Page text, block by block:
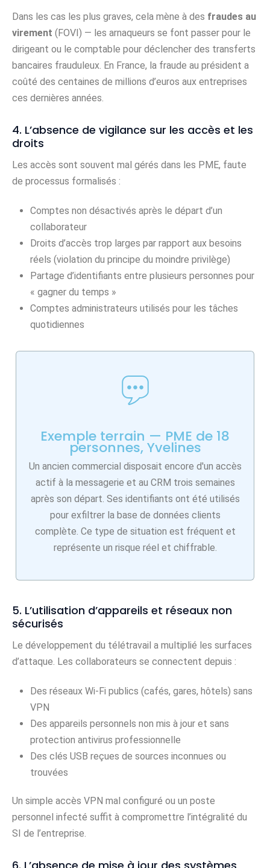
Dans les cas les plus graves, cela mène à des fraudes au
virement (FOVI) — les arnaqueurs se font passer pour le
dirigeant ou le comptable pour déclencher des transferts
bancaires frauduleux. En France, la fraude au président a
coûté des centaines de millions d’euros aux entreprises
ces dernières années.
4. L’absence de vigilance sur les accès et les
droits
Les accès sont souvent mal gérés dans les PME, faute
de processus formalisés :
Comptes non désactivés après le départ d’un
collaborateur
Droits d’accès trop larges par rapport aux besoins
réels (violation du principe du moindre privilège)
Partage d’identifiants entre plusieurs personnes pour
« gagner du temps »
Comptes administrateurs utilisés pour les tâches
quotidiennes
Exemple terrain — PME de 18
personnes, Yvelines
Un ancien commercial disposait encore d'un accès
actif à la messagerie et au CRM trois semaines
après son départ. Ses identifiants ont été utilisés
pour exfiltrer la base de données clients
complète. Ce type de situation est fréquent et
représente un risque réel et chiffrable.
5. L’utilisation d’appareils et réseaux non
sécurisés
Le développement du télétravail a multiplié les surfaces
d’attaque. Les collaborateurs se connectent depuis :
Des réseaux Wi-Fi publics (cafés, gares, hôtels) sans
VPN
Des appareils personnels non mis à jour et sans
protection antivirus professionnelle
Des clés USB reçues de sources inconnues ou
trouvées
Un simple accès VPN mal configuré ou un poste
personnel infecté suffit à compromettre l’intégralité du
SI de l’entreprise.